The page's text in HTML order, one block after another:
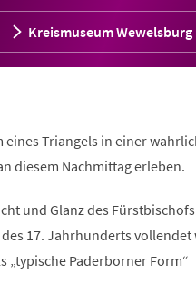
Kreismuseum Wewelsburg
eines Triangels in einer
diesem Nachmittag erleben.
und Glanz des Fürstbischofs
17. Jahrhunderts
„typische Paderborner Form“